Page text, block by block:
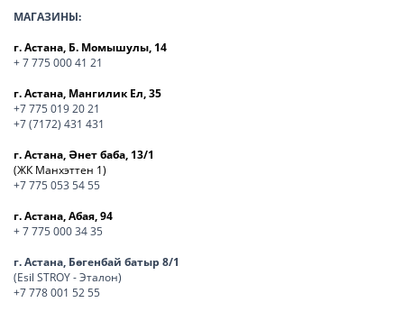
МАГАЗИНЫ:
г. Астана, Б. Момышулы, 14
+ 7 775 000 41 21
г. Астана, Мангилик Ел, 35
+7 775 019 20 21
+7 (7172) 431 431
г. Астана, Әнет баба, 13/1
(ЖК Манхэттен 1)
+7 775 053 54 55
г. Астана, Абая, 94
+ 7 775 000 34 35
г. Астана, Бөгенбай батыр 8/1
(Esil STROY - Эталон)
+7 778 001 52 55